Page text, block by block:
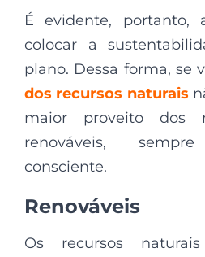
É evidente, portanto,
colocar a
plano. Dessa forma, se
dos recursos naturais
maior proveito dos
renováveis,
consciente.
Renováveis
Os recursos